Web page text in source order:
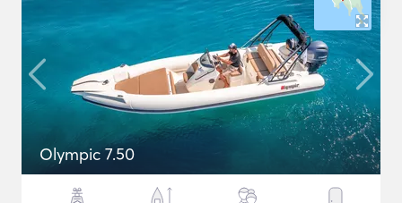
Olympic 7.50